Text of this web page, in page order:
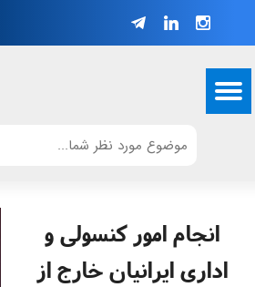
انجام امور کنسولی و
اداری ایرانیان خارج از